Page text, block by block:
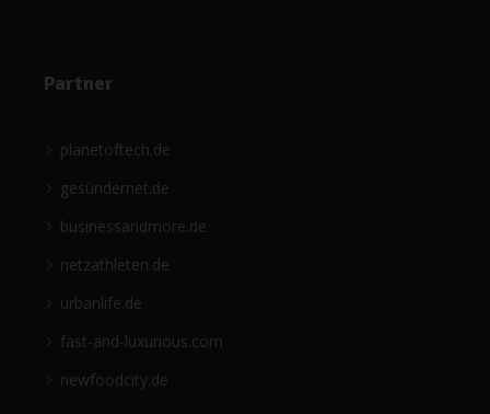
Partner
planetoftech.de
gesündernet.de
businessandmore.de
netzathleten.de
urbanlife.de
fast-and-luxurious.com
newfoodcity.de